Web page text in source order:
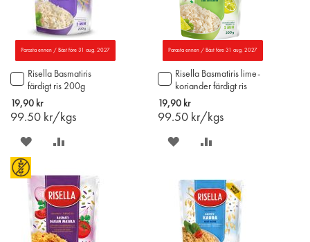
Parasta ennen / Bäst före 31 aug. 2027
Risella Basmatiris
färdigt ris 200g
19,90 kr
99.50 kr/kgs
Lägg
till
i
varukorgen
SPARA
ÖNSKELISTAN
JÄMFÖR
Parasta ennen / Bäst före 31 aug. 2027
Risella Basmatiris lime-
koriander färdigt ris
200g
19,90 kr
99.50 kr/kgs
Lägg
till
i
varukorgen
SPARA
ÖNSKELISTAN
JÄMFÖR